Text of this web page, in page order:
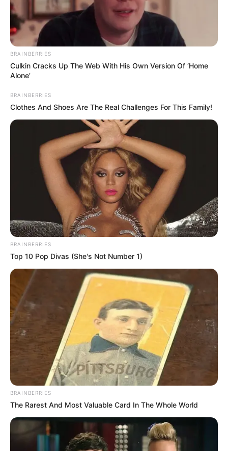
ΤΑΥΤΟΤΗΤΑ ΚΑΙ ΕΠΙΚΟΙΝΩΝΙΑ ΟΡΟΙ ΧΡΗΣΗΣ
BRAINBERRIES
Culkin Cracks Up The Web With His Own Version Of ‘Home
Alone’
BRAINBERRIES
Clothes And Shoes Are The Real Challenges For This Family!
BRAINBERRIES
Top 10 Pop Divas (She's Not Number 1)
BRAINBERRIES
The Rarest And Most Valuable Card In The Whole World